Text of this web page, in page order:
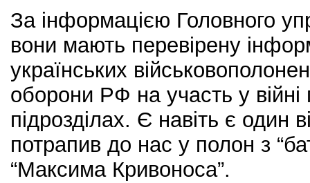
За інформацією Головного
вони мають перевірену
українських
оборони РФ на участь у війні
підрозділах. Є навіть є один
потрапив до нас у полон з
“Максима Кривоноса”.